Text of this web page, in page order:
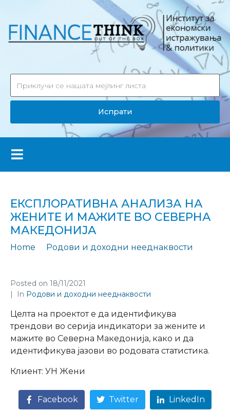
Испрати
ЕКСПЛОРАТИВНА АНАЛИЗА НА
ЖЕНИТЕ И МАЖИТЕ ВО СЕВЕРНА
МАКЕДОНИЈА
Home
Родови и доходни нееднаквости
Posted on 18/11/2021
In Родови и доходни нееднаквости
Целта на проектот е да идентификува
трендови во серија индикатори за жените и
мажите во Северна Македонија, како и да
идентификува јазови во родовата статистика.
Клиент: УН Жени
Facebook Twitter LinkedIn